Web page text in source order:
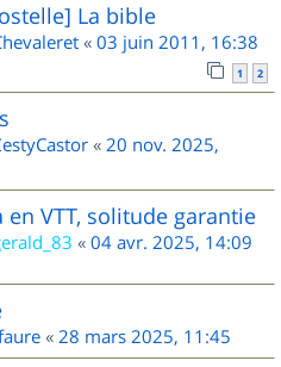
La bible
« 03 juin 2011, 16:38
1 2
« 20 nov. 2025,
en VTT, solitude garantie
« 04 avr. 2025, 14:09
« 28 mars 2025, 11:45